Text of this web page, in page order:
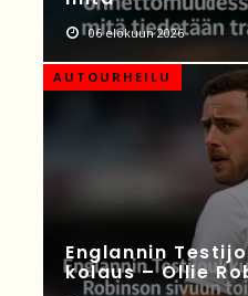
06 elokuun 2026
AUTOURHEILU
Englannin
kolaus – Ollie